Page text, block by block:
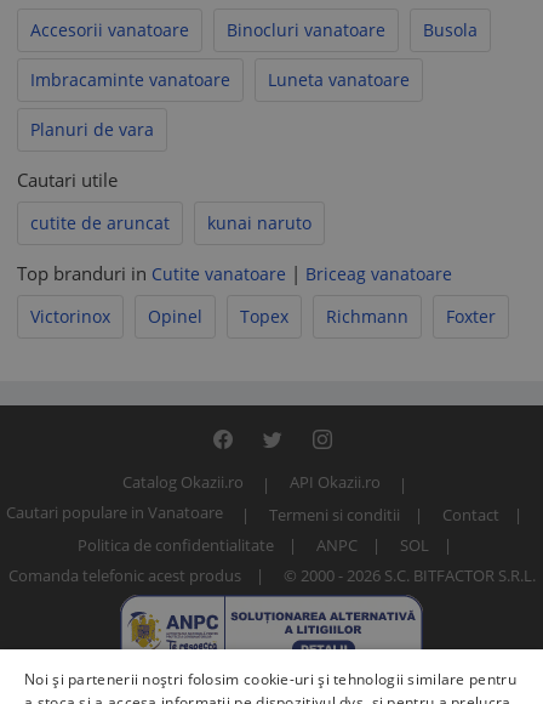
Accesorii vanatoare Binocluri vanatoare Busola
Imbracaminte vanatoare Luneta vanatoare
Planuri de vara
Cautari utile
cutite de aruncat kunai naruto
Top branduri in Cutite vanatoare | Briceag vanatoare
Victorinox
Opinel Topex Richmann Foxter
Catalog Okazii.ro
API Okazii.ro
Cautari populare in Vanatoare
Termeni si conditii
Contact
Politica de confidentialitate
ANPC
SOL
Comanda telefonic acest produs
© 2000 - 2026 S.C. BITFACTOR S.R.L.
Noi și partenerii noștri folosim cookie-uri și tehnologii similare pentru